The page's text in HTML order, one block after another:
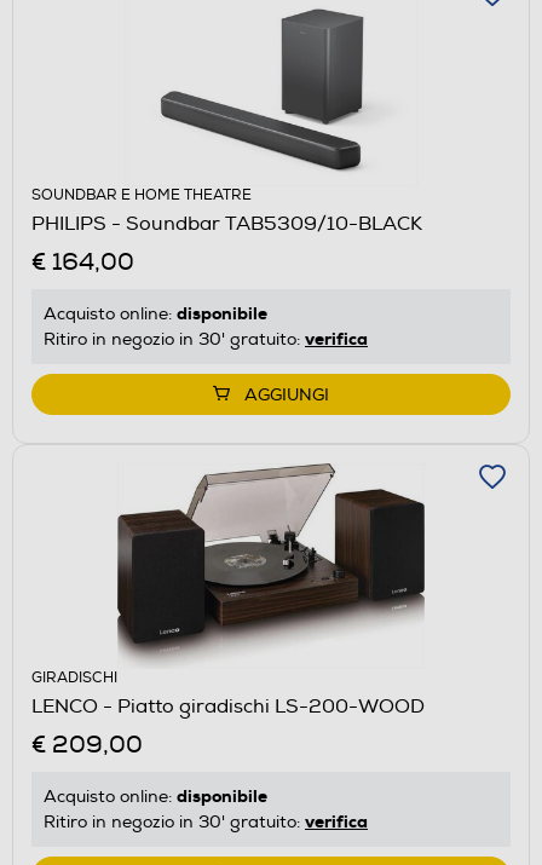
SOUNDBAR E HOME THEATRE
PHILIPS - Soundbar TAB5309/10-BLACK
€ 164,00
Acquisto online: disponibile
Ritiro in negozio in 30' gratuito: verifica
AGGIUNGI
GIRADISCHI
LENCO - Piatto giradischi LS-200-WOOD
€ 209,00
Acquisto online: disponibile
Ritiro in negozio in 30' gratuito: verifica